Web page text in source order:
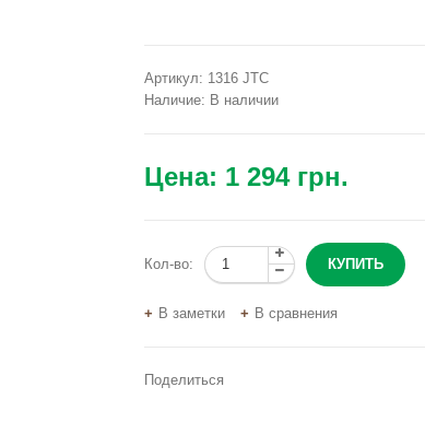
Артикул: 1316 JTC
Наличие: В наличии
Цена: 1 294 грн.
Кол-во:
В заметки В сравнения
Поделиться